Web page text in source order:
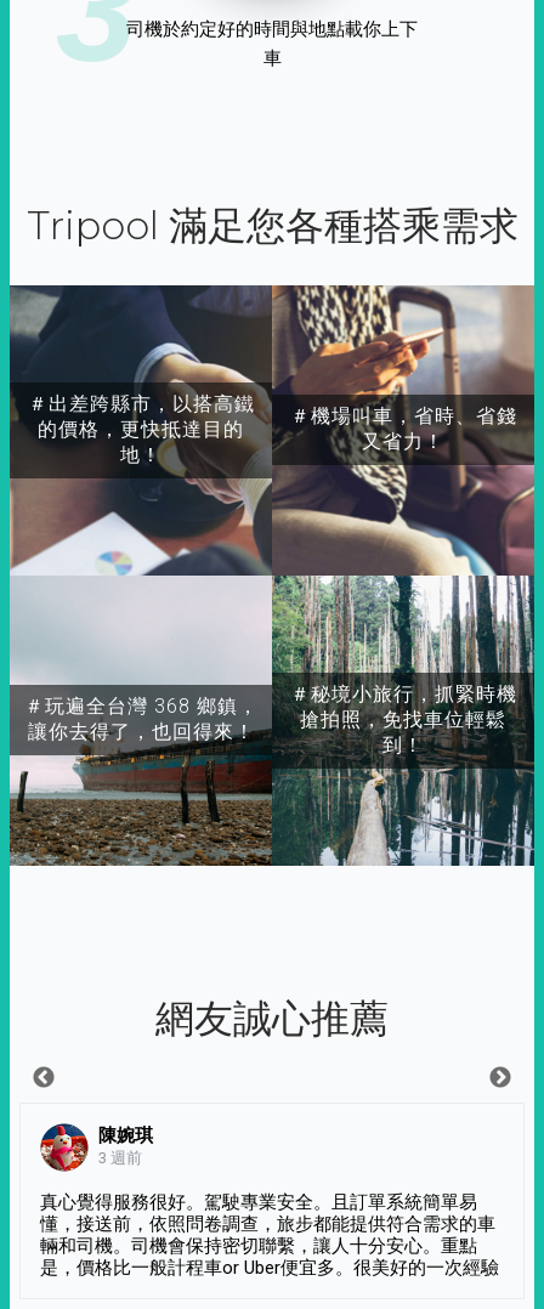
司機於約定好的時間與地點載你上下
車
Tripool 滿足您各種搭乘需求
＃出差跨縣市，以搭高鐵
的價格，更快抵達目的
地！
＃玩遍全台灣 368 鄉鎮，
讓你去得了，也回得來！
＃秘境小旅行，抓緊時機
搶拍照，免找車位輕鬆
到！
＃機場叫車，省時、省錢
又省力！
網友誠心推薦
陳婉琪
3 週前
真心覺得服務很好。駕駛專業安全。且訂單系統簡單易
懂，接送前，依照問卷調查，旅步都能提供符合需求的車
輛和司機。司機會保持密切聯繫，讓人十分安心。重點
是，價格比一般計程車or Uber便宜多。很美好的一次經驗